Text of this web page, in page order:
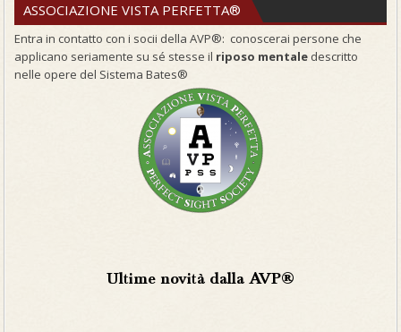
ASSOCIAZIONE VISTA PERFETTA®
Entra in contatto con i socii della AVP®: conoscerai persone che
applicano seriamente su sé stesse il riposo mentale descritto
nelle opere del Sistema Bates®
Ultime novità dalla AVP®